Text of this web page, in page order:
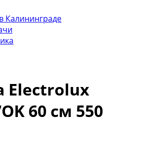
Калининграде
Electrolux
60 см 550